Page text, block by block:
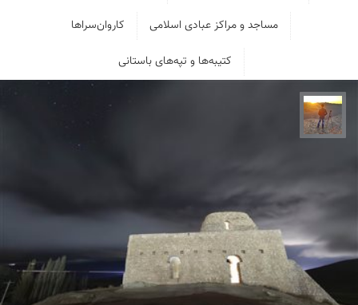
مساجد و مراکز عبادی اسلامی کاروان‌سراها
کتیبه‌ها و تپه‌های باستانی